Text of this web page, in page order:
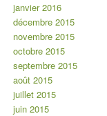
janvier 2016
décembre 2015
novembre 2015
octobre 2015
septembre 2015
août 2015
juillet 2015
juin 2015